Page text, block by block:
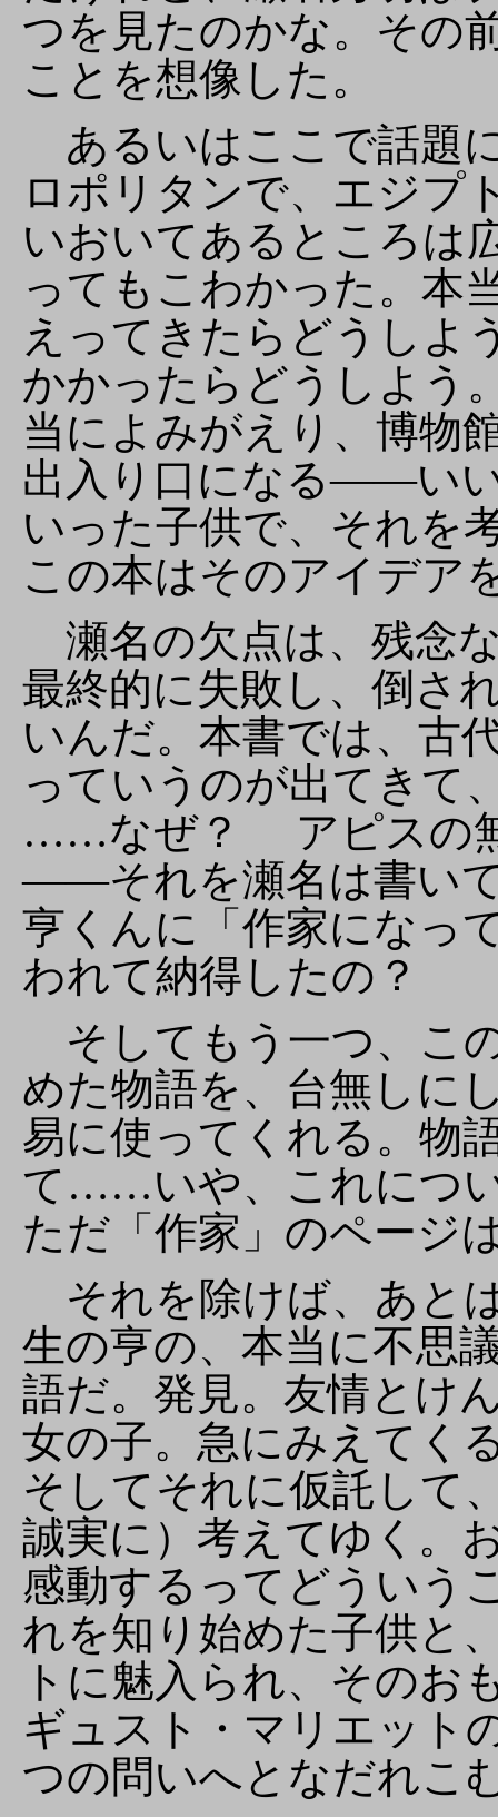
つを見たのかな。その
ことを想像した。
あるいはここで話題
ロポリタンで、エジプ
いおいてあるところは
ってもこわかった。本
えってきたらどうしよ
かかったらどうしよう
当によみがえり、博物
出入り口になる――い
いった子供で、それを
この本はそのアイデア
瀬名の欠点は、残念
最終的に失敗し、倒さ
いんだ。本書では、古
っていうのが出てきて
……なぜ？ アピスの無
――それを瀬名は書い
亨くんに「作家になっ
われて納得したの？
そしてもう一つ、こ
めた物語を、台無しに
易に使ってくれる。物
て……いや、これにつ
ただ「作家」のページ
それを除けば、あと
生の亨の、本当に不思
語だ。発見。友情とけ
女の子。急にみえてく
そしてそれに仮託して
誠実に）考えてゆく。
感動するってどういう
れを知り始めた子供と
トに魅入られ、そのお
ギュスト・マリエット
つの問いへとなだれこ